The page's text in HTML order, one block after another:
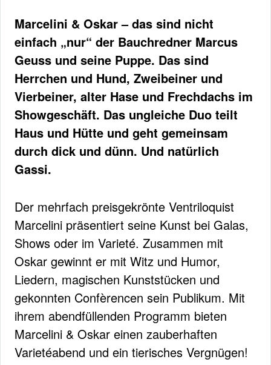
Marcelini & Oskar – das sind nicht
einfach „nur“ der Bauchredner Marcus
Geuss und seine Puppe. Das sind
Herrchen und Hund, Zweibeiner und
Vierbeiner, alter Hase und Frechdachs im
Showgeschäft. Das ungleiche Duo teilt
Haus und Hütte und geht gemeinsam
durch dick und dünn. Und natürlich
Gassi.
Der mehrfach preisgekrönte Ventriloquist
Marcelini präsentiert seine Kunst bei Galas,
Shows oder im Varieté. Zusammen mit
Oskar gewinnt er mit Witz und Humor,
Liedern, magischen Kunststücken und
gekonnten Confèrencen sein Publikum. Mit
ihrem abendfüllenden Programm bieten
Marcelini & Oskar einen zauberhaften
Varietéabend und ein tierisches Vergnügen!